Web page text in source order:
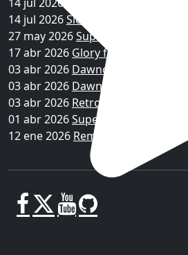
14 jul 2026Slots & Daggers
27 may 2026Super Liam Linux
17 abr 2026 Glory frontline Wind...
03 abr 2026 Dawncaster Mac
03 abr 2026 Dawncaster Windows
03 abr 2026 RetroRapid!
01 abr 2026Super Liam Mac
12 ene 2026 Remagotchi Android